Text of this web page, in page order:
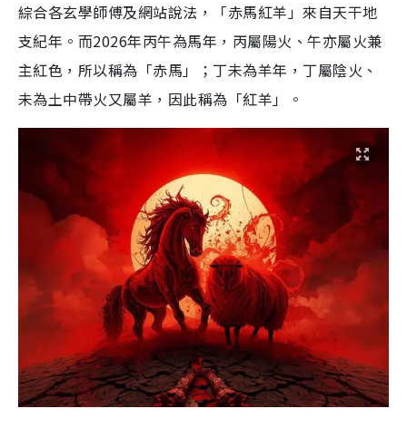
綜合各玄學師傅及網站說法，「赤馬紅羊」來自天干地
支紀年。而2026年丙午為馬年，丙屬陽火、午亦屬火兼
主紅色，所以稱為「赤馬」；丁未為羊年，丁屬陰火、
未為土中帶火又屬羊，因此稱為「紅羊」。